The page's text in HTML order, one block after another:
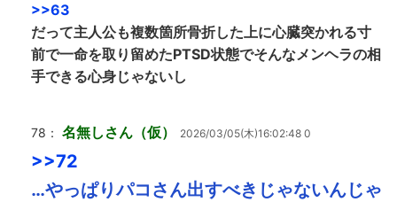
>>63
だって主人公も複数箇所骨折した上に心臓突かれる寸
前で一命を取り留めたPTSD状態でそんなメンヘラの相
手できる心身じゃないし
78： 名無しさん（仮） 2026/03/05(木)16:02:48 0
>>72
…やっぱりパコさん出すべきじゃないんじゃ